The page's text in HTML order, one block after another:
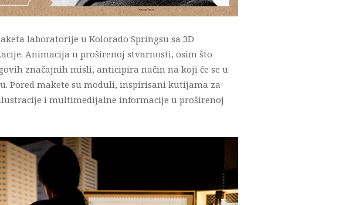
laboratorije u Kolorado Springsu sa 3D
Animacija u proširenoj stvarnosti, osim što
značajnih misli, anticipira način na koji će se u
Pored makete su moduli, inspirisani kutijama za
i multimedijalne informacije u proširenoj